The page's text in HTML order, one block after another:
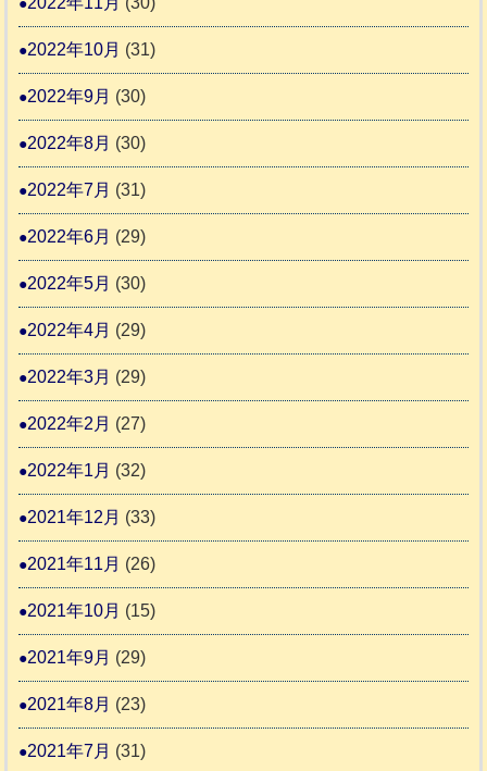
2022年10月 (31)
2022年9月 (30)
2022年8月 (30)
2022年7月 (31)
2022年6月 (29)
2022年5月 (30)
2022年4月 (29)
2022年3月 (29)
2022年2月 (27)
2022年1月 (32)
2021年12月 (33)
2021年11月 (26)
2021年10月 (15)
2021年9月 (29)
2021年8月 (23)
2021年7月 (31)